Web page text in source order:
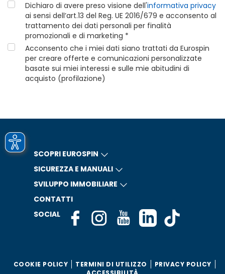
Dichiaro di avere preso visione dell'informativa privacy
ai sensi dell’art.13 del Reg. UE 2016/679 e acconsento al
trattamento dei dati personali per finalità
promozionali e di marketing *
Acconsento che i miei dati siano trattati da Eurospin
per creare offerte e comunicazioni personalizzate
basate sui miei interessi e sulle mie abitudini di
acquisto (profilazione)
SCOPRI EUROSPIN
SICUREZZA E MANUALI
SVILUPPO IMMOBILIARE
CONTATTI
SOCIAL
COOKIE POLICY TERMINI DI UTILIZZO
PRIVACY POLICY